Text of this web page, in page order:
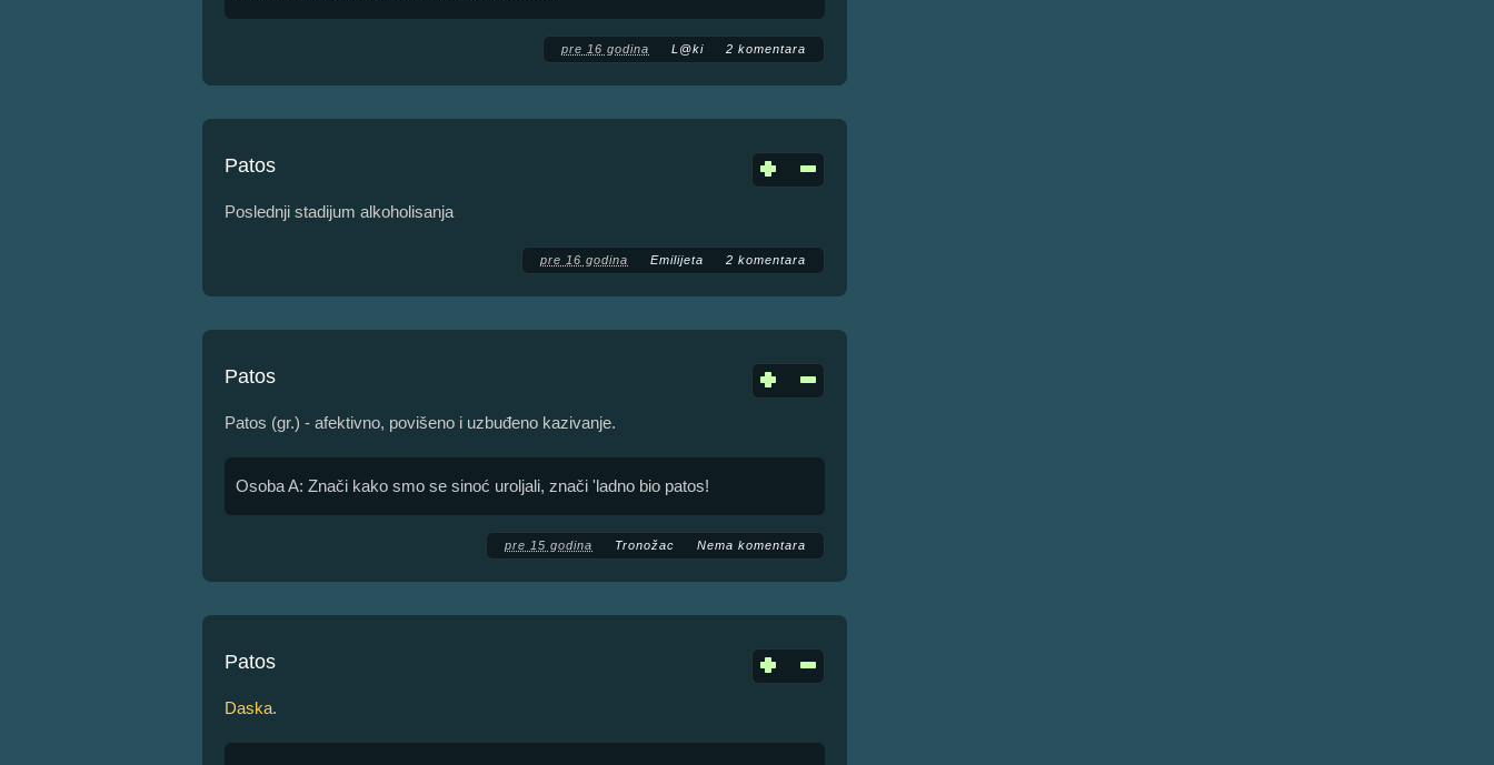
pre 16 godina L@ki 2 komentara
Patos
Poslednji stadijum alkoholisanja
pre 16 godina Emilijeta 2 komentara
Patos
Patos (gr.) - afektivno, povišeno i uzbuđeno kazivanje.
Osoba A: Znači kako smo se sinoć uroljali, znači 'ladno bio patos!
pre 15 godina Tronožac Nema komentara
Patos
Daska.